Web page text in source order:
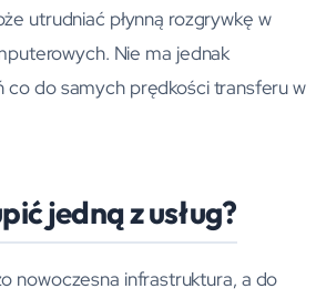
utrudniać płynną rozgrywkę w
Nie ma jednak
co do samych prędkości transferu w
jedną z usług?
nowoczesna infrastruktura, a do